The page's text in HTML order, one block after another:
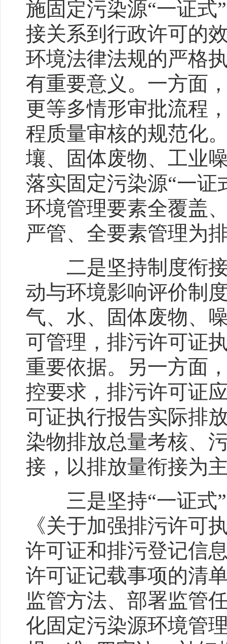
施固定污染源“一证式
接关系到行政许可的
环境法律法规的严格
有重要意义。一方面
更等多情形审批流程
程质量审核的规范化
壤、固体废物、工业
落实固定污染源“一
环境管理要素全覆盖
严管、全要素管理为
二是坚持制度衔接
动与环境影响评价制
气、水、固体废物、
可管理，排污许可证
重要依据。另一方面
控要求，排污许可证
可证执行报告实际排
染物排放总量考核、
接，以排放量衔接为
三是坚持“一证式
《关于加强排污许可
许可证和排污登记信
许可证记载事项的清
监管方法、部署监管
化固定污染源环境管